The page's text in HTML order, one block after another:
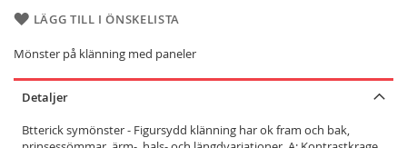
LÄGG TILL I ÖNSKELISTA
Mönster på klänning med paneler
Detaljer
Btterick symönster - Figursydd klänning har ok fram och bak,